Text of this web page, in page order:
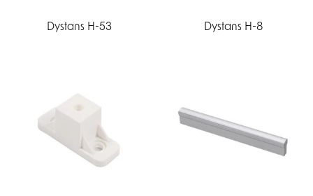
Dystans H-53 Dystans H-8